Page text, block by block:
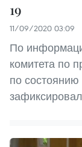
19
11/09/2020 03:09
По
комитета по
по состоянию